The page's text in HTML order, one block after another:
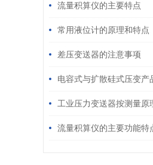
流量积算仪的主要特点
常用液位计的原理和特点
差压变送器的注意事项
电容式与扩散硅式压变产
析 工业压力变送器按测量原
可分为哪些类型？
流量积算仪的主要功能特